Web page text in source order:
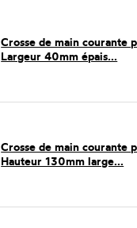
Crosse de main courante
Largeur 40mm épais...
Crosse de main courante
Hauteur 130mm large...